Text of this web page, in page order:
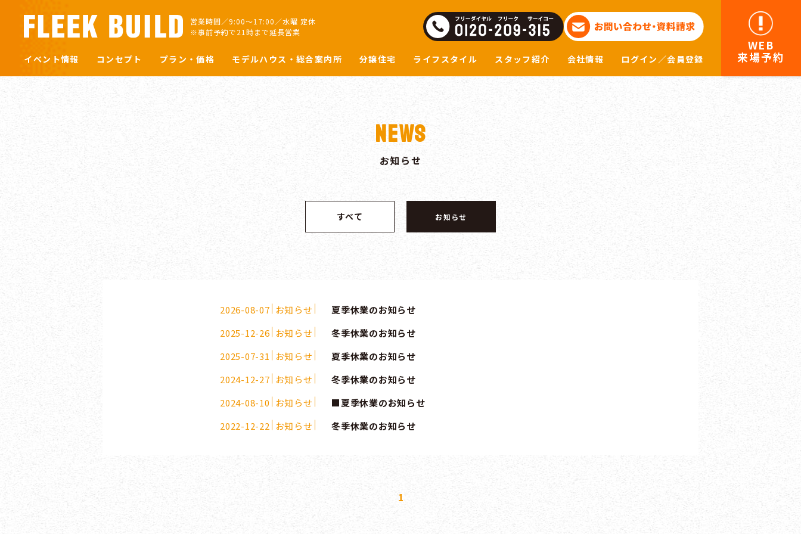
営業時間／9:00～17:00／水曜 定休
※事前予約で21時まで延長営業
イベント情報 コンセプト プラン・価格 モデルハウス・総合案内所 分譲住宅 ライフスタイル スタッフ紹介 会社情報 ログイン／会員登録
WEB
来場予約
NEWS
お知らせ
すべて お知らせ
2026-08-07 お知らせ
夏季休業のお知らせ
2025-12-26 お知らせ
冬季休業のお知らせ
2025-07-31
お知らせ
夏季休業のお知らせ
2024-12-27 お知らせ
冬季休業のお知らせ
2024-08-10
お知らせ
■夏季休業のお知らせ
2022-12-22 お知らせ 冬季休業のお知らせ
1